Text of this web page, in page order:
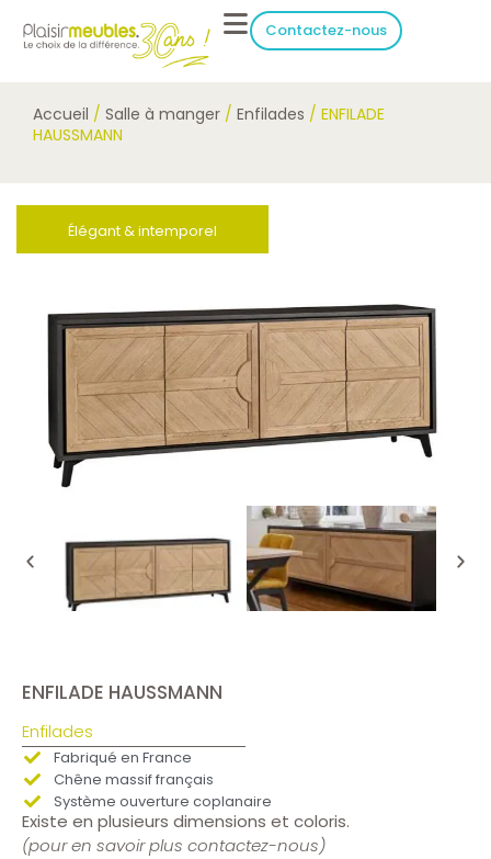
Contactez-nous
Accueil / Salle à manger / Enfilades / ENFILADE
HAUSSMANN
Élégant & intemporel
ENFILADE HAUSSMANN
Enfilades
Fabriqué en France
Chêne massif français
Système ouverture coplanaire
Existe en plusieurs dimensions et coloris.
(pour en savoir plus contactez-nous)